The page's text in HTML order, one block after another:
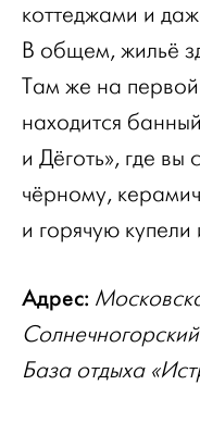
коттеджами и
В общем, жильё
Там же на
находится
и Дёготь», где
чёрному,
и горячую
Адрес:
База отдыха